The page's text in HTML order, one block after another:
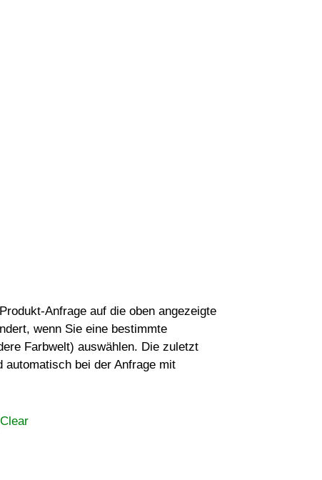
Anfrage auf die oben angezeigte
wenn Sie eine bestimmte
Farbwelt) auswählen. Die zuletzt
automatisch bei der Anfrage mit
Clear